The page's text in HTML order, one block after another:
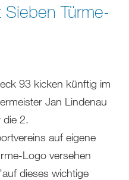
Türme-
93 kicken künftig im
Jan Lindenau
die 2.
auf eigene
Logo versehen
dieses wichtige